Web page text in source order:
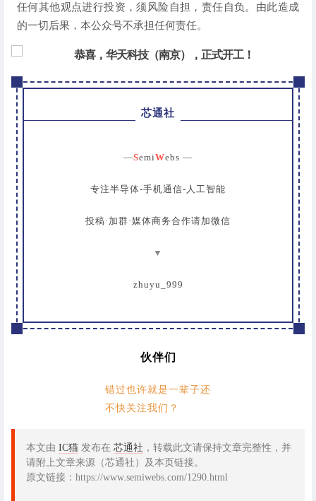
任何其他观点进行投资，须风险自担，责任自负。由此造成
的一切后果，本公众号不承担任何责任。
芯通社
—SemiWebs —
专注半导体-手机通信-人工智能
投稿·加群·媒体商务合作请加微信
▼
zhuyu_999
伙伴们
错过也许就是一辈子还
不快关注我们？
本文由 IC猫 发布在 芯通社 ，转载此文请保持文章完整性，并
请附上文章来源（芯通社）及本页链接。
原文链接：https://www.semiwebs.com/1290.html